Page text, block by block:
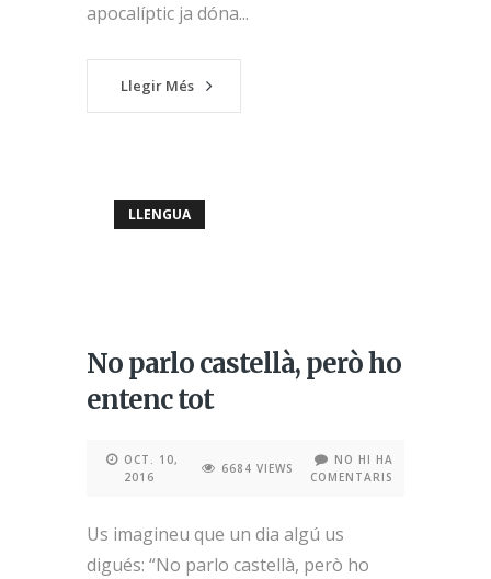
apocalíptic ja dóna...
Llegir Més
LLENGUA
No parlo castellà, però ho
entenc tot
OCT. 10,
2016
6684 VIEWS
NO HI HA
COMENTARIS
Us imagineu que un dia algú us
digués: “No parlo castellà, però ho